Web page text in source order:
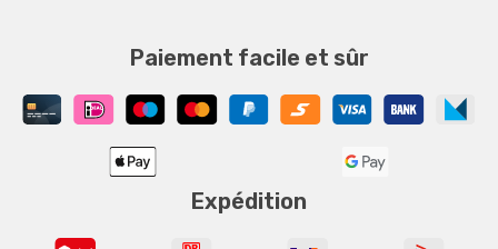
Paiement facile et sûr
Expédition